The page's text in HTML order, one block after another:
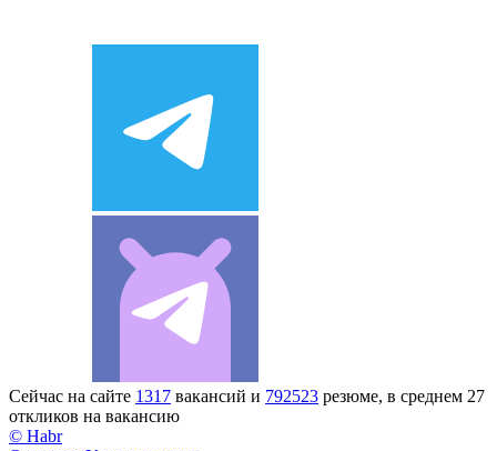
Сейчас на сайте 1317 вакансий и 792523 резюме, в среднем 27
откликов на вакансию
© Habr